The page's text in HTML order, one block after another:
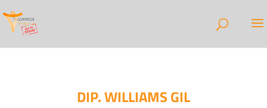
DIP. WILLIAMS GIL